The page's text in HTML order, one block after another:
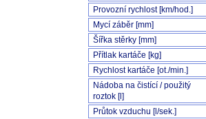
Provozní rychlost [km/hod.]
Mycí záběr [mm]
Šířka stěrky [mm]
Přítlak kartáče [kg]
Rychlost kartáče [ot./min.]
Nádoba na čistící / použitý
roztok [l]
Průtok vzduchu [l/sek.]